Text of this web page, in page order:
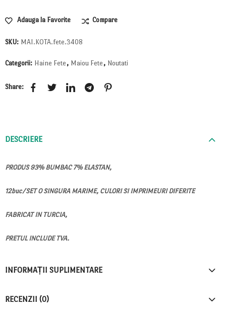
Adauga la Favorite Compare
SKU: MAI.KOTA.fete.3408
Categorii: Haine Fete , Maiou Fete , Noutati
Share:
DESCRIERE
PRODUS 93% BUMBAC 7% ELASTAN,
12buc/SET O SINGURA MARIME, CULORI SI IMPRIMEURI DIFERITE
FABRICAT IN TURCIA,
PRETUL INCLUDE TVA.
INFORMAȚII SUPLIMENTARE
RECENZII (0)